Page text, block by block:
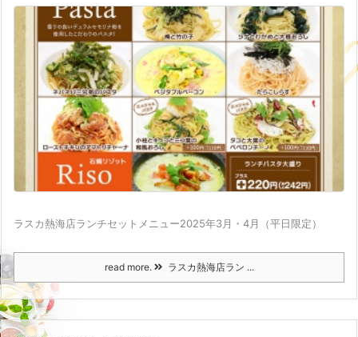
ラスカ熱海店ランチセットメニュー2025年3月・4月（平日限定）
read more. ラスカ熱海店ラン ...